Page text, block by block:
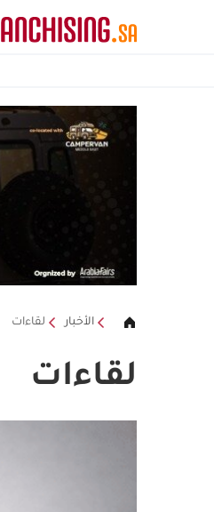
الأخبار لقاءات
لقاءات